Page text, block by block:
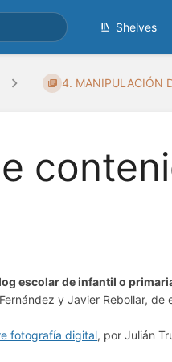
Shelves
4. MANIPULACIÓN
escolar de infantil o
y Javier Rebollar,
fotografía digital, por Julián